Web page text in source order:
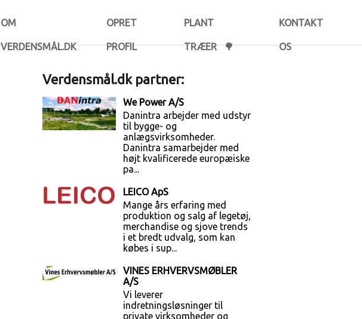
OM
VERDENSMÅL.DK
OPRET
PROFIL
PLANT
TRÆER 🌳
KONTAKT
OS
Verdensmål.dk partner:
We Power A/S
Danintra arbejder med udstyr
til bygge- og
anlægsvirksomheder.
Danintra samarbejder med
højt kvalificerede europæiske
pa...
LEICO ApS
Mange års erfaring med
produktion og salg af legetøj,
merchandise og sjove trends
i et bredt udvalg, som kan
købes i sup...
VINES ERHVERVSMØBLER
A/S
Vi leverer
indretningsløsninger til
private virksomheder og